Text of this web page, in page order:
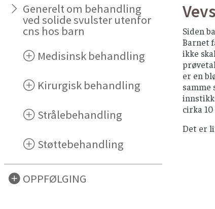
Generelt om behandling
ved solide svulster utenfor
cns hos barn
Medisinsk behandling
Kirurgisk behandling
Strålebehandling
Støttebehandling
OPPFØLGING
Siden
Barnet
ikke
er en
samme
cirka
Det er